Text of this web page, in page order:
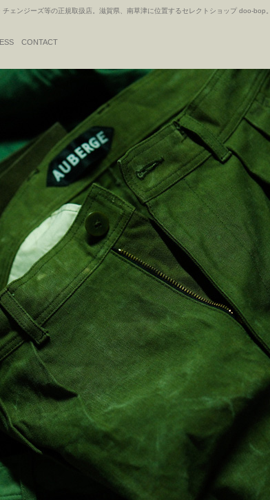
ェンジーズ等の正規取扱店。滋賀県、南草津に位置するセレクトショップ doo-bop。
CONTACT